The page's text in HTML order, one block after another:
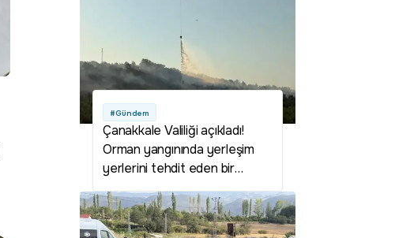
#Gündem
Çanakkale Valiliği açıkladı!
Orman yangınında yerleşim
yerlerini tehdit eden bir